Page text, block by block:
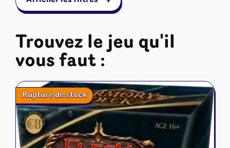
Trouvez le jeu qu'il
vous faut :
Rupture de stock